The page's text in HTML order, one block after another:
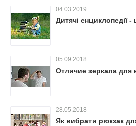
04.03.2019
Дитячі енциклопедії
05.09.2018
Отличие зеркала для
28.05.2018
Як вибрати рюкзак